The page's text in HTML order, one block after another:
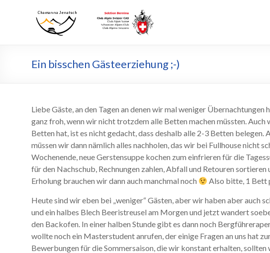
Chamanna
Jenatsch
Chamanna
Jenatsch
Ein bisschen Gästeerziehung ;-)
Liebe Gäste, an den Tagen an denen wir mal weniger
ganz froh, wenn wir nicht trotzdem alle Betten machen müssten. Auch
Betten hat, ist es nicht gedacht, dass deshalb alle 2-3 Betten belegen.
müssen wir dann nämlich alles nachholen, das wir bei Fullhouse nicht
Wochenende, neue Gerstensuppe kochen zum einfrieren für die
für den Nachschub, Rechnungen zahlen, Abfall und Retouren sortieren
Erholung brauchen wir dann auch manchmal noch
Also bitte, 1 Bett
Heute sind wir eben bei „weniger“ Gästen, aber wir haben aber auch
und ein halbes Blech Beeristreusel am Morgen und jetzt wandert
den Backofen. In einer halben Stunde gibt es dann noch
wollte noch ein Masterstudent anrufen, der einige Fragen an uns hat
Bewerbungen für die Sommersaison, die wir konstant erhalten,